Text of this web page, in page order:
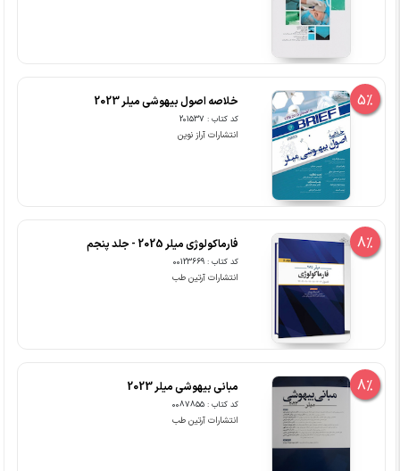
5% خلاصه اصول بیهوشی میلر 2023
کد کتاب : 201537
انتشارات آراز نوین
8% فارماکولوژی میلر 2025 - جلد پنجم
کد کتاب : 00123669
انتشارات آرتین طب
8% مبانی بیهوشی میلر 2023
کد کتاب : 0087855
انتشارات آرتین طب